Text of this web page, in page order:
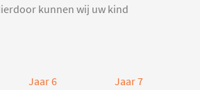
kunnen wij uw kind
Jaar 6 Jaar 7